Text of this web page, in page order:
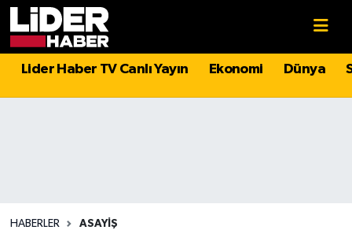
Lider Haber TV Canlı Yayın Ekonomi Dünya
HABERLER ASAYIŞ
Politika
Magazin
Hava Durumu
Süper Lig Puan Durumu ve Fikstür